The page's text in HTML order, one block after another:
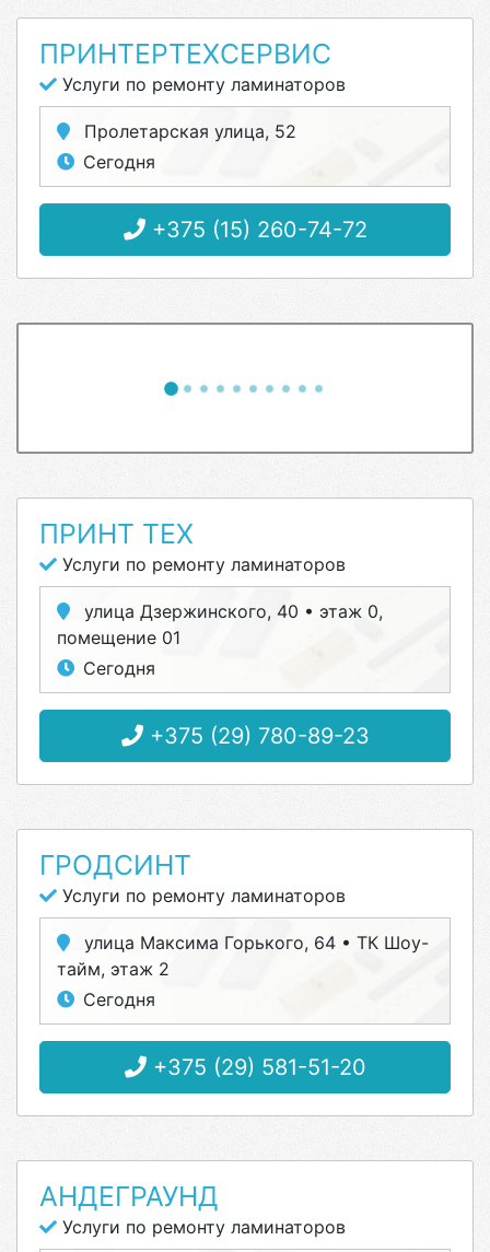
ПРИНТЕРТЕХСЕРВИС
Услуги по ремонту ламинаторов
Пролетарская улица, 52
Сегодня
+375 (15) 260-74-72
ПРИНТ ТЕХ
Услуги по ремонту ламинаторов
улица Дзержинского, 40 • этаж 0,
помещение 01
Сегодня
+375 (29) 780-89-23
ГРОДСИНТ
Услуги по ремонту ламинаторов
улица Максима Горького, 64 • ТК Шоу-
тайм, этаж 2
Сегодня
+375 (29) 581-51-20
АНДЕГРАУНД
Услуги по ремонту ламинаторов